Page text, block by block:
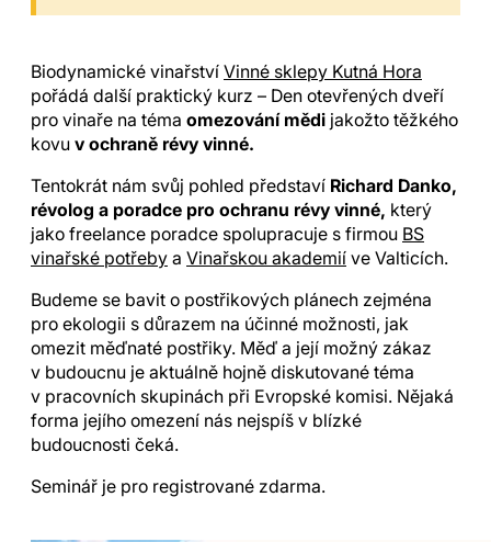
Biodynamické vinařství Vinné sklepy Kutná Hora
pořádá další praktický kurz – Den otevřených dveří
pro vinaře na téma omezování mědi jakožto těžkého
kovu v ochraně révy vinné.
Tentokrát nám svůj pohled představí Richard Danko,
révolog a poradce pro ochranu révy vinné, který
jako freelance poradce spolupracuje s firmou BS
vinařské potřeby a Vinařskou akademií ve Valticích.
Budeme se bavit o postřikových plánech zejména
pro ekologii s důrazem na účinné možnosti, jak
omezit měďnaté postřiky. Měď a její možný zákaz
v budoucnu je aktuálně hojně diskutované téma
v pracovních skupinách při Evropské komisi. Nějaká
forma jejího omezení nás nejspíš v blízké
budoucnosti čeká.
Seminář je pro registrované zdarma.